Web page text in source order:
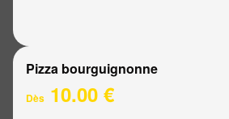
Pizza bourguignonne
Dès 10.00 €